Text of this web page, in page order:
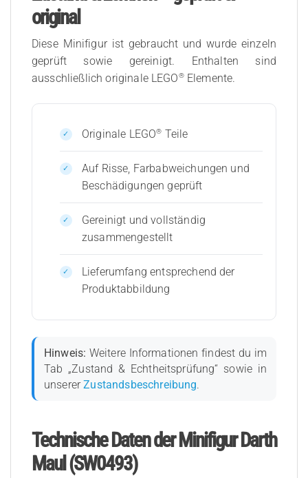
original
Diese Minifigur ist gebraucht und wurde einzeln
geprüft sowie gereinigt. Enthalten sind
ausschließlich originale LEGO®Elemente.
Originale LEGO® Teile
Auf Risse, Farbabweichungen und
Beschädigungen geprüft
Gereinigt und vollständig
zusammengestellt
Lieferumfang entsprechend der
Produktabbildung
Hinweis: Weitere Informationen findest du im
Tab „Zustand & Echtheitsprüfung“ sowie in
unsererZustandsbeschreibung.
Technische Daten der Minifigur Darth
Maul (SW0493)